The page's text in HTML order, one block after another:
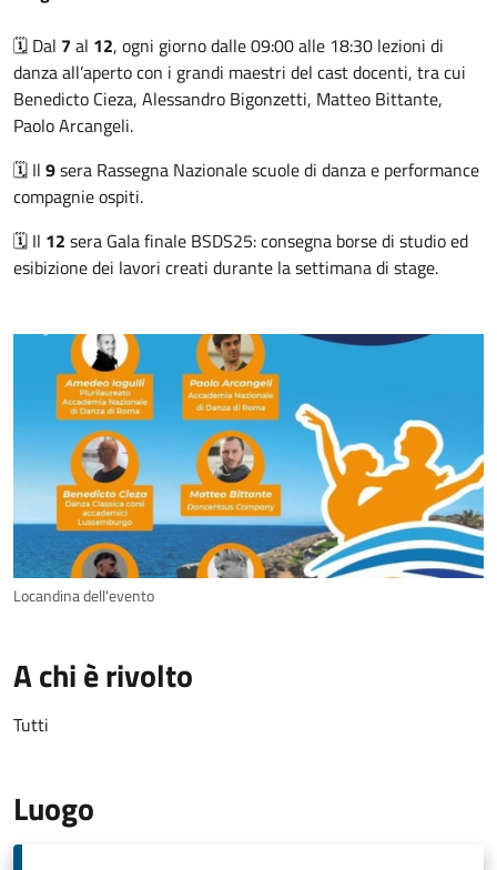
🗓️ Dal 7 al 12, ogni giorno dalle 09:00 alle 18:30 lezioni di
danza all’aperto con i grandi maestri del cast docenti, tra cui
Benedicto Cieza, Alessandro Bigonzetti, Matteo Bittante,
Paolo Arcangeli.
🗓️ Il 9sera Rassegna Nazionale scuole di danza e performance
compagnie ospiti.
🗓️ Il 12 sera Gala finale BSDS25: consegna borse di studio ed
esibizione dei lavori creati durante la settimana di stage.
Locandina dell'evento
A chi è rivolto
Tutti
Luogo